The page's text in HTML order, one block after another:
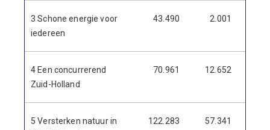
3 Schone energie voor
iedereen
43.490 2.001
4 Een concurrerend
Zuid-Holland
70.961 12.652
5 Versterken natuur in
122.283 57.341